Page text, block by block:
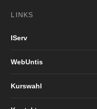
LINKS
IServ
WebUntis
Kurswahl